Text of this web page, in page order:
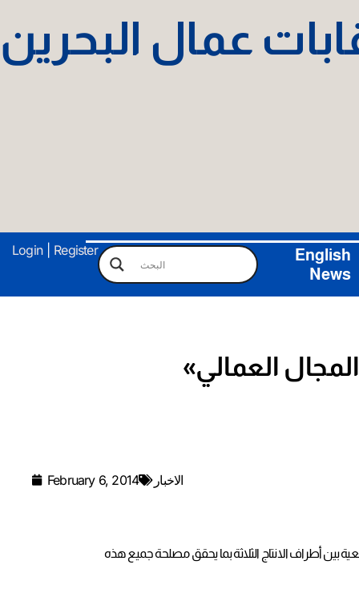
عمال البحرين
Login Register
English
News
العمالي
February 6, 2014 الاخبار
بين أطراف الانتاج الثلاثة بما يحقق مصلحة جميع هذه